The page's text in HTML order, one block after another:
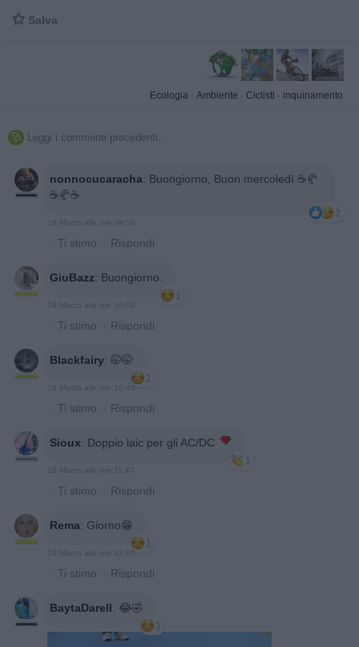
 Salva
Ecologia · Ambiente · Ciclisti · inquinamento
 Leggi i commenti precedenti...
nonnocucaracha: Buongiorno, Buon mercoledì ☕️🥐
☕️🥐☕️
2
18 Marzo alle ore 09:56
· Ti stimo · Rispondi
GiuBazz: Buongiorno.
1
18 Marzo alle ore 10:09
· Ti stimo · Rispondi
Blackfairy: 🤭🤭
1
18 Marzo alle ore 10:49
· Ti stimo · Rispondi
Sioux: Doppio laic per gli AC/DC
1
18 Marzo alle ore 11:47
· Ti stimo · Rispondi
Rema: Giorno😁
1
18 Marzo alle ore 12:05
· Ti stimo · Rispondi
BaytaDarell: 😂🤣
1